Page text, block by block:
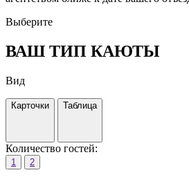
Выберите
ВАШ ТИП КАЮТЫ
Вид
Карточки Таблица
Количество гостей:
1 2